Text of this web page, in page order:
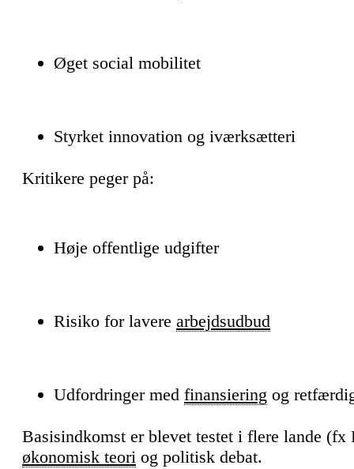
Øget social mobilitet
Styrket innovation og iværksætteri
Kritikere peger på:
Høje offentlige udgifter
Risiko for lavere arbejdsudbud
Udfordringer med finansiering og
Basisindkomst er blevet testet i flere lande (fx
økonomisk teori og politisk debat.